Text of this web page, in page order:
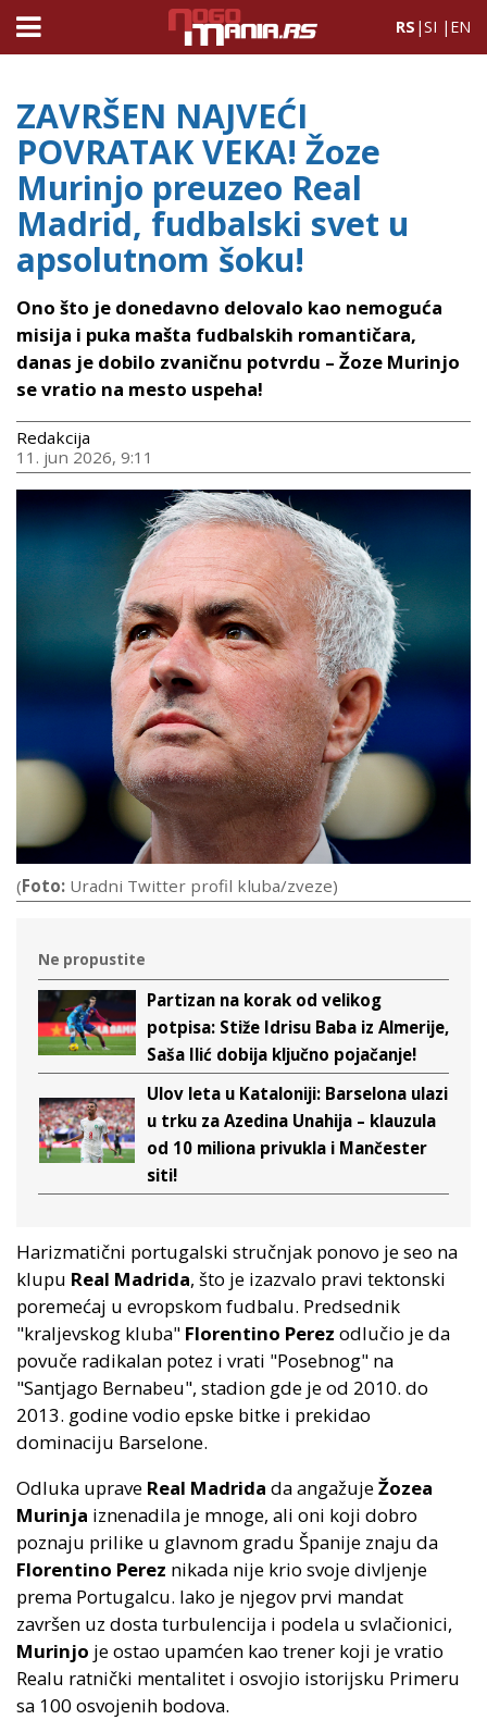
RS |SI | EN
ZAVRŠEN NAJVEĆI
POVRATAK VEKA! Žoze
Murinjo preuzeo Real
Madrid, fudbalski svet u
apsolutnom šoku!
Ono što je donedavno delovalo kao nemoguća
misija i puka mašta fudbalskih romantičara,
danas je dobilo zvaničnu potvrdu – Žoze Murinjo
se vratio na mesto uspeha!
Redakcija
11. jun 2026, 9:11
(Foto: Uradni Twitter profil kluba/zveze)
Ne propustite
Partizan na korak od velikog
potpisa: Stiže Idrisu Baba iz Almerije,
Saša Ilić dobija ključno pojačanje!
Ulov leta u Kataloniji: Barselona ulazi
u trku za Azedina Unahija – klauzula
od 10 miliona privukla i Mančester
siti!
Harizmatični portugalski stručnjak ponovo je seo na
klupu Real Madrida, što je izazvalo pravi tektonski
poremećaj u evropskom fudbalu. Predsednik
"kraljevskog kluba" Florentino Perez odlučio je da
povuče radikalan potez i vrati "Posebnog" na
"Santjago Bernabeu", stadion gde je od 2010. do
2013. godine vodio epske bitke i prekidao
dominaciju Barselone.
Odluka uprave Real Madrida da angažujeŽozea
Murinja iznenadila je mnoge, ali oni koji dobro
poznaju prilike u glavnom gradu Španije znaju da
Florentino Perez nikada nije krio svoje divljenje
prema Portugalcu. Iako je njegov prvi mandat
završen uz dosta turbulencija i podela u svlačionici,
Murinjo je ostao upamćen kao trener koji je vratio
Realu ratnički mentalitet i osvojio istorijsku Primeru
sa 100 osvojenih bodova.